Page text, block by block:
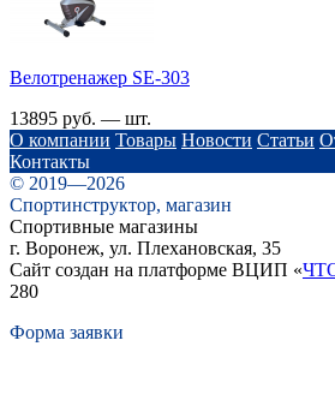
Велотренажер SE-303
13895 руб. — шт.
О компании Товары Новости Статьи
Контакты
© 2019—2026
Спортинструктор, магазин
Спортивные магазины
г. Воронеж, ул. Плехановская, 35
Сайт создан на платформе ВЦИП «
280
Форма заявки